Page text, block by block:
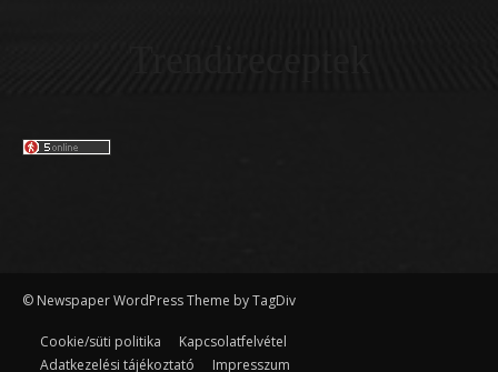
© Newspaper WordPress Theme by TagDiv
Cookie/süti politika
Kapcsolatfelvétel
Adatkezelési tájékoztató
Impresszum